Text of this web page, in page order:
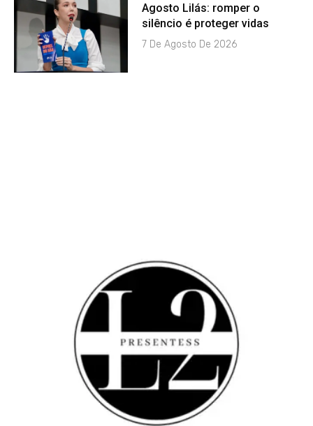
Agosto Lilás: romper o
silêncio é proteger vidas
7 De Agosto De 2026